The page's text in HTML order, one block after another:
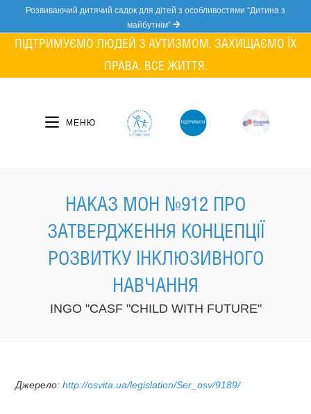
content
Розвиваючий дитячий садок для дітей з особливостями “Дитина з
майбутнім”
ПІДТРИМУЄМО ЛЮДЕЙ З АУТИЗМОМ. ЗАХИЩАЄМО ЇХ
ПРАВА. ВСЕ ЖИТТЯ.
МЕНЮ
НАКАЗ МОН №912 ПРО
ЗАТВЕРДЖЕННЯ КОНЦЕПЦІЇ
РОЗВИТКУ ІНКЛЮЗИВНОГО
НАВЧАННЯ
INGO "CASF "CHILD WITH FUTURE"
Джерело:http://osvita.ua/legislation/Ser_osv/9189/